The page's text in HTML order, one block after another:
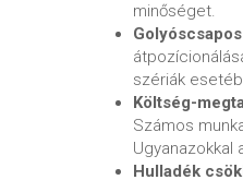
minőséget.
szériák
Költség-
Számos
Ugyanazokkal
Hulladék